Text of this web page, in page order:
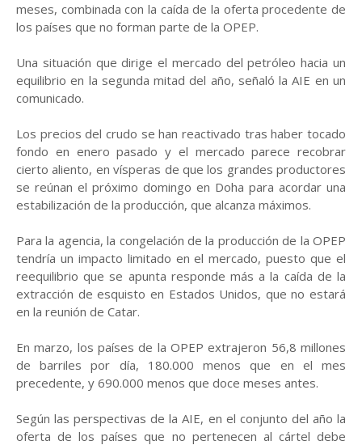
meses, combinada con la caída de la oferta procedente de
los países que no forman parte de la OPEP.
Una situación que dirige el mercado del petróleo hacia un
equilibrio en la segunda mitad del año, señaló la AIE en un
comunicado.
Los precios del crudo se han reactivado tras haber tocado
fondo en enero pasado y el mercado parece recobrar
cierto aliento, en vísperas de que los grandes productores
se reúnan el próximo domingo en Doha para acordar una
estabilización de la producción, que alcanza máximos.
Para la agencia, la congelación de la producción de la OPEP
tendría un impacto limitado en el mercado, puesto que el
reequilibrio que se apunta responde más a la caída de la
extracción de esquisto en Estados Unidos, que no estará
en la reunión de Catar.
En marzo, los países de la OPEP extrajeron 56,8 millones
de barriles por día, 180.000 menos que en el mes
precedente, y 690.000 menos que doce meses antes.
Según las perspectivas de la AIE, en el conjunto del año la
oferta de los países que no pertenecen al cártel debe